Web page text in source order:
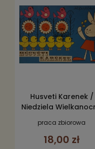
Husveti Karenek /
Niedziela
praca zbiorowa
18,00 zł